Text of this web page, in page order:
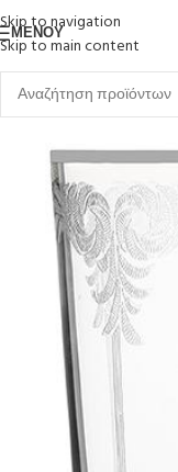
Skip to navigation
Skip to main content
ΜΕΝΟΎ